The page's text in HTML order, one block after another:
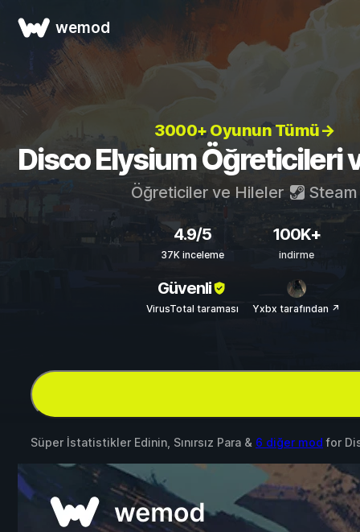
wemod
3000+ Oyunun Tümü→
Disco Elysium Öğreticileri
Öğreticiler ve Hileler Steam
4.9/5
37K inceleme
100K+
indirme
Güvenli
VirusTotal taraması Yxbx tarafından ↗
Süper İstatistikler Edinin, Sınırsız Para & 6 diğer mod for